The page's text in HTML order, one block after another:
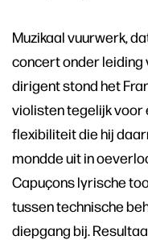
Muzikaal vuurwerk,
concert onder leiding
dirigent stond het
violisten tegelijk voor
flexibiliteit die hij
mondde uit in
Capuçons lyrische
tussen technische
diepgang bij.